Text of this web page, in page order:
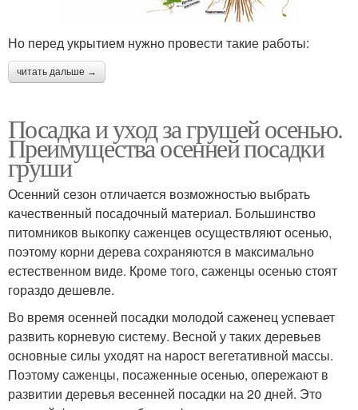
Но перед укрытием нужно провести такие работы:
читать дальше →
Посадка и уход за грушей осенью.
Преимущества осенней посадки
груши
Осенний сезон отличается возможностью выбрать
качественный посадочный материал. Большинство
питомников выкопку саженцев осуществляют осенью,
поэтому корни дерева сохраняются в максимально
естественном виде. Кроме того, саженцы осенью стоят
гораздо дешевле.
Во время осенней посадки молодой саженец успевает
развить корневую систему. Весной у таких деревьев
основные силы уходят на нарост вегетативной массы.
Поэтому саженцы, посаженные осенью, опережают в
развитии деревья весенней посадки на 20 дней. Это